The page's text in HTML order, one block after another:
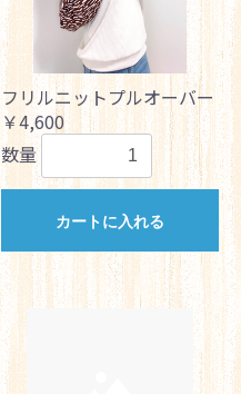
フリルニットプルオーバー
￥4,600
数量
カートに入れる